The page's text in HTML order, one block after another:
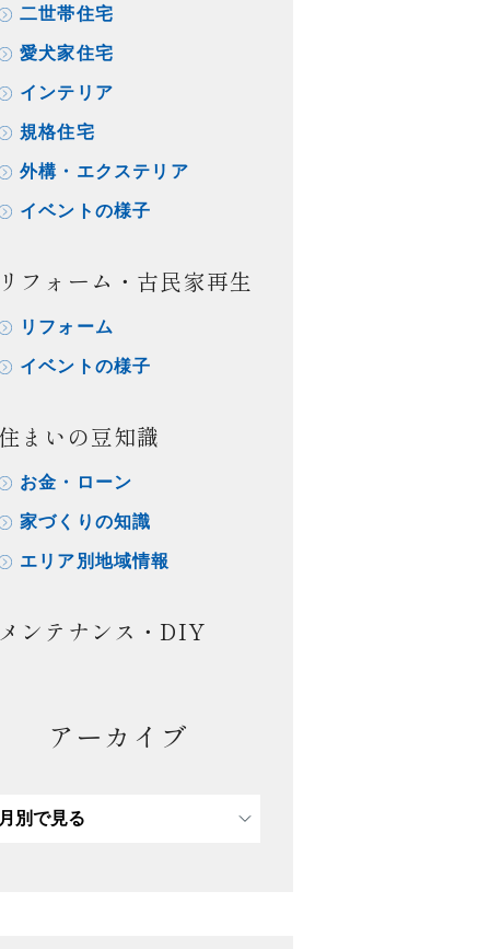
二世帯住宅
愛犬家住宅
インテリア
規格住宅
外構・エクステリア
イベントの様子
フォーム・古民家再生
リフォーム
イベントの様子
まいの豆知識
お金・ローン
家づくりの知識
エリア別地域情報
ンテナンス・DIY
アーカイブ